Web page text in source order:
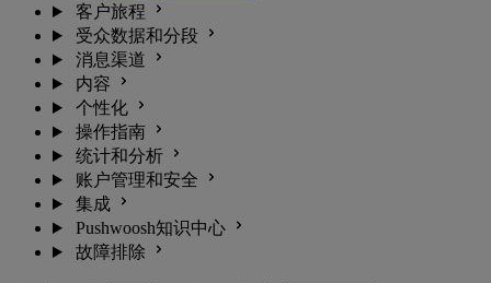
客户旅程
受众数据和分段
消息渠道
内容
个性化
操作指南
统计和分析
账户管理和安全
集成
Pushwoosh知识中心
故障排除